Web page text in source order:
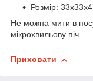
Розмір:
Не можна мити в
мікрохвильову піч.
Приховати